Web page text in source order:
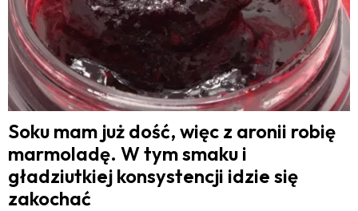
Soku mam już dość, więc z aronii robię
marmoladę. W tym smaku i
gładziutkiej konsystencji idzie się
zakochać